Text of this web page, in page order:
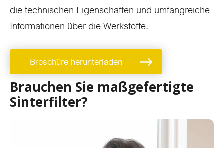
die technischen Eigenschaften und umfangreiche
Informationen über die Werkstoffe.
Broschüre herunterladen
Brauchen Sie maßgefertigte
Sinterfilter?